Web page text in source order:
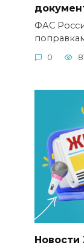
ФАС
0